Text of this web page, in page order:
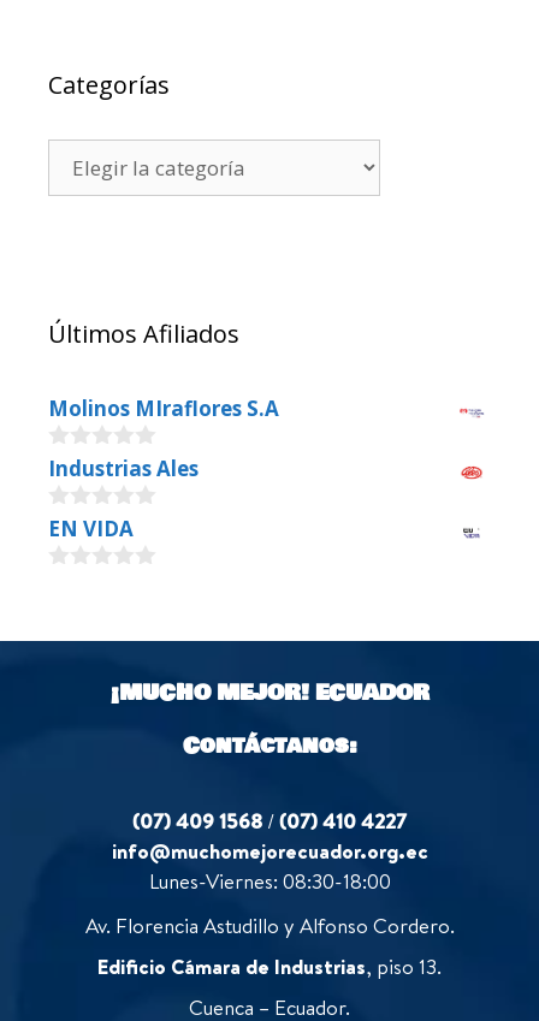
Categorías
Últimos Afiliados
Molinos MIraflores S.A
0
o
u
t
o
f
Industrias Ales
0
o
u
5
EN VIDA
t
¡MUCHO MEJOR!ECUADOR
Contáctanos:
(07) 409 1568 /(07) 410 4227
info@muchomejorecuador.org.ec
Lunes-Viernes: 08:30-18:00
Av. Florencia Astudillo y Alfonso Cordero.
Edificio Cámara de Industrias, piso 13.
Cuenca – Ecuador.